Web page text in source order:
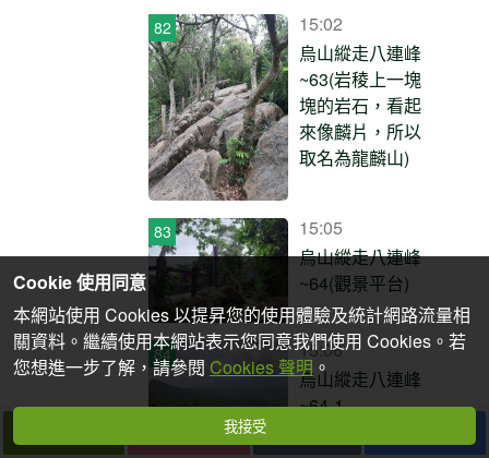
15:02
烏山縱走八連峰
~63(岩稜上一塊
塊的岩石，看起
來像麟片，所以
取名為龍麟山)
15:05
烏山縱走八連峰
~64(觀景平台)
15:06
烏山縱走八連峰
~64-1
Cookie 使用同意
本網站使用 Cookies 以提昇您的使用體驗及統計網路流量相
關資料。繼續使用本網站表示您同意我們使用 Cookies。若
您想進一步了解，請參閱 Cookies 聲明 。
我接受